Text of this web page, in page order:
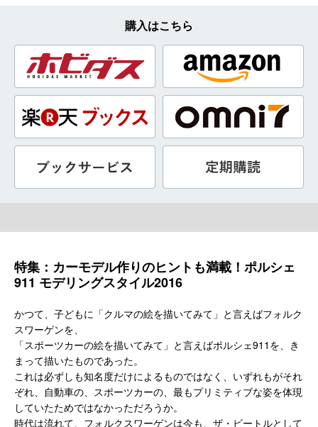
購入はこちら
特集：カーモデル作りのヒントも満載！ポルシェ
911 モデリングスタイル2016
かつて、子どもに「クルマの絵を描いてみて」と言えばフォルク
スワーゲンを、
「スポーツカーの絵を描いてみて」と言えばポルシェ911を、き
まって描いたものであった。
これは必ずしも知名度だけによるものではなく、いずれもがそれ
ぞれ、自動車の、スポーツカーの、最もプリミティブな姿を体現
していたためではなかっただろうか。
時代は流れて、フォルクスワーゲンは今も、ザ・ビートルとして